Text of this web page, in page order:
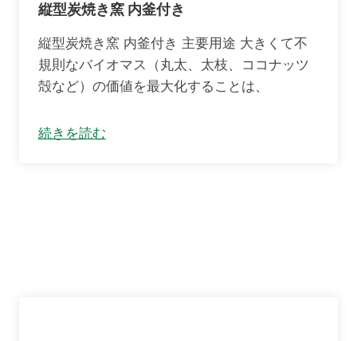
縦型炭焼き窯 内釜付き
縦型炭焼き窯 内釜付き 主要用途 大きくて不
規則なバイオマス（丸太、太枝、ココナッツ
殻など）の価値を最大化することは、
続きを読む